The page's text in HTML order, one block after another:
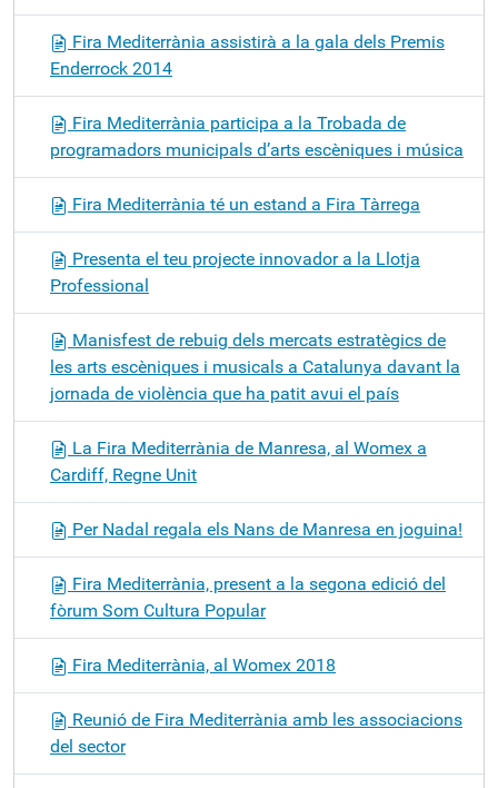
Fira Mediterrània assistirà a la gala dels Premis
Enderrock 2014
Fira Mediterrània participa a la Trobada de
programadors municipals d’arts escèniques i música
Fira Mediterrània té un estand a Fira Tàrrega
Presenta el teu projecte innovador a la Llotja
Professional
Manisfest de rebuig dels mercats estratègics de
les arts escèniques i musicals a Catalunya davant la
jornada de violència que ha patit avui el país
La Fira Mediterrània de Manresa, al Womex a
Cardiff, Regne Unit
Per Nadal regala els Nans de Manresa en joguina!
Fira Mediterrània, present a la segona edició del
fòrum Som Cultura Popular
Fira Mediterrània, al Womex 2018
Reunió de Fira Mediterrània amb les associacions
del sector